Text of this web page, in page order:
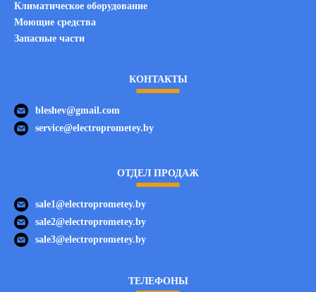
Климатическое оборудование
Моющие средства
Запасные части
КОНТАКТЫ
bleshev@gmail.com
service@electroprometey.by
ОТДЕЛ ПРОДАЖ
sale1@electroprometey.by
sale2@electroprometey.by
sale3@electroprometey.by
ТЕЛЕФОНЫ